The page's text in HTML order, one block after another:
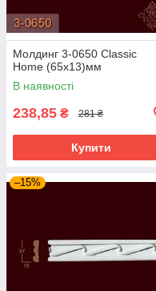
Молдинг 3-0650 Classic
Home (65x13)мм
В наявності
238,85 ₴ 281 ₴
Купити
–15%